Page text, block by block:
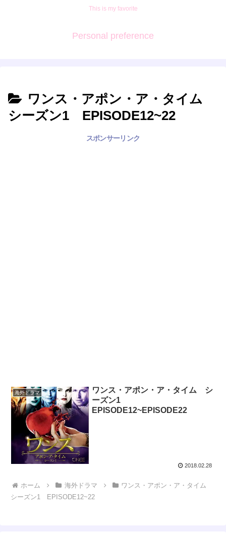
This is my favorite
Personal preference
ワンス・アポン・ア・タイム
シーズン1 EPISODE12~22
スポンサーリンク
海外ドラマ
ワンス・アポン・ア・タイム シ
ーズン1
EPISODE12~EPISODE22
2018.02.28
ホーム 海外ドラマ
ワンス・アポン・ア・タイム
シーズン1 EPISODE12~22